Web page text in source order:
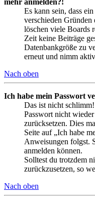
Es kann sein, dass
verschieden
löschen viele Boards
Zeit keine Beiträge
Datenbankgröße zu
erneut und nimm
Nach oben
Ich habe mein Passwort
Das ist nicht
Passwort nicht
zurücksetzen. Dies
Seite auf „Ich habe
Anweisungen folgst.
anmelden können.
Solltest du trotzdem
zurückzusetzen, so
Nach oben